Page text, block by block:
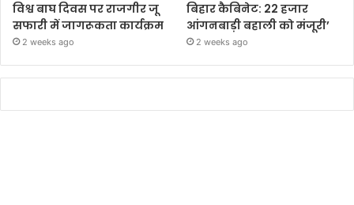
विश्व बाघ दिवस पर राजगीर जू
सफारी में जागरूकता कार्यक्रम
2 weeks ago
बिहार कैबिनेट: 22 हजार
आंगनबाड़ी बहाली को मंजूरी’
2 weeks ago